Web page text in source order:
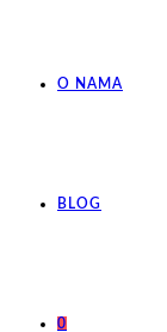
O NAMA
BLOG
0